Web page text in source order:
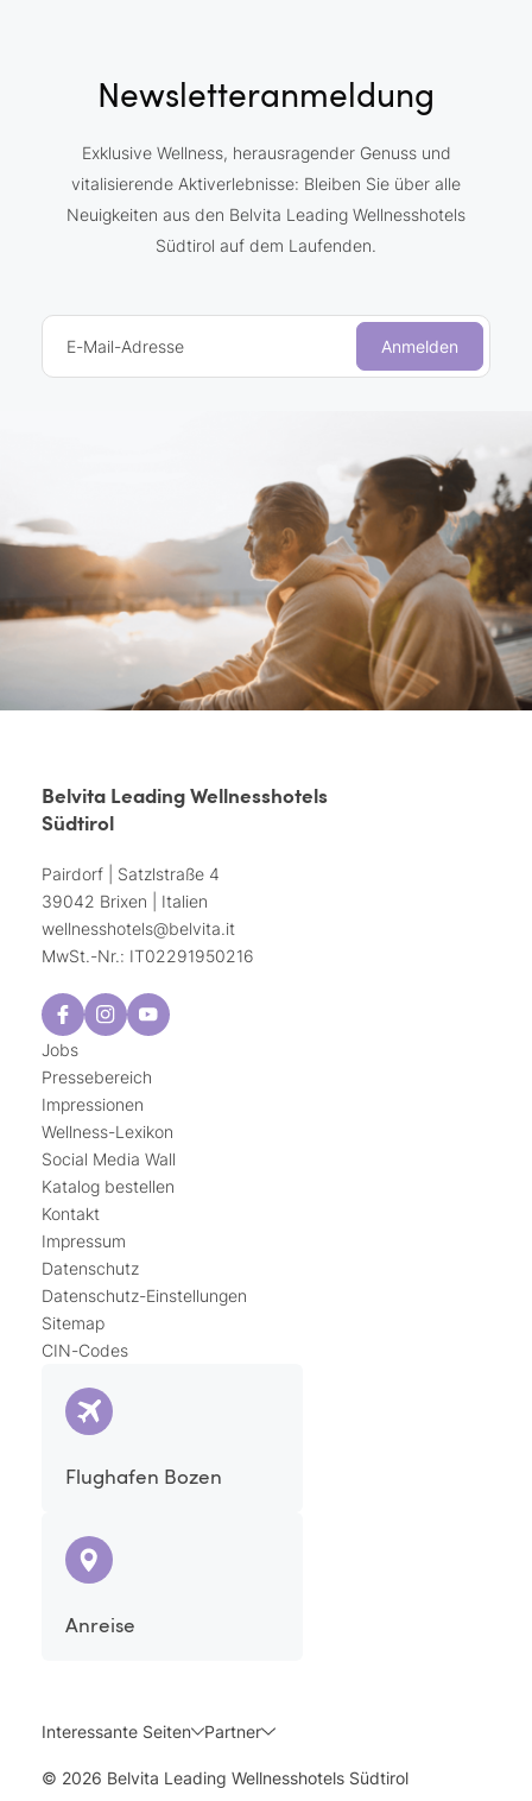
Newsletteranmeldung
Exklusive Wellness, herausragender Genuss und
vitalisierende Aktiverlebnisse: Bleiben Sie über alle
Neuigkeiten aus den Belvita Leading Wellnesshotels
Südtirol auf dem Laufenden.
E-Mail-Adresse Anmelden
Belvita Leading Wellnesshotels
Südtirol
Pairdorf | Satzlstraße 4
39042 Brixen | Italien
wellnesshotels@belvita.it
MwSt.-Nr.: IT02291950216
Jobs
Pressebereich
Impressionen
Wellness-Lexikon
Social Media Wall
Katalog bestellen
Kontakt
Impressum
Datenschutz
Datenschutz-Einstellungen
Sitemap
CIN-Codes
Flughafen Bozen
Anreise
Interessante Seiten Partner
© 2026 Belvita Leading Wellnesshotels Südtirol